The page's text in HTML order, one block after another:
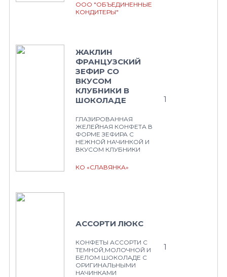
ООО "ОБЪЕДИНЕННЫЕ
КОНДИТЕРЫ"
ЖАКЛИН
ФРАНЦУЗСКИЙ
ЗЕФИР СО
ВКУСОМ
КЛУБНИКИ В
ШОКОЛАДЕ
ГЛАЗИРОВАННАЯ
ЖЕЛЕЙНАЯ КОНФЕТА В
ФОРМЕ ЗЕФИРА С
НЕЖНОЙ НАЧИНКОЙ И
ВКУСОМ КЛУБНИКИ
КО «СЛАВЯНКА»
1
АССОРТИ ЛЮКС
КОНФЕТЫ АССОРТИ С
ТЕМНОЙ,МОЛОЧНОЙ И
БЕЛОМ ШОКОЛАДЕ С
ОРИГИНАЛЬНЫМИ
НАЧИНКАМИ
1